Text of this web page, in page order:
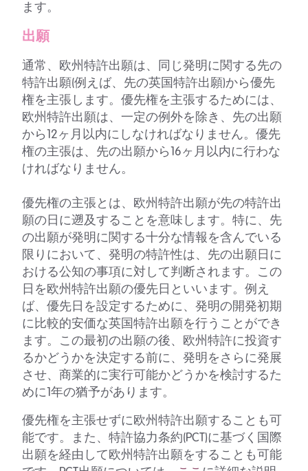
ます。
出願
通常、欧州特許出願は、同じ発明に関する先の
特許出願(例えば、先の英国特許出願)から優先
権を主張します。優先権を主張するためには、
欧州特許出願は、一定の例外を除き、先の出願
から12ヶ月以内にしなければなりません。優先
権の主張は、先の出願から16ヶ月以内に行わな
ければなりません。
優先権の主張とは、欧州特許出願が先の特許出
願の日に遡及することを意味します。特に、先
の出願が発明に関する十分な情報を含んでいる
限りにおいて、発明の特許性は、先の出願日に
おける公知の事項に対して判断されます。この
日を欧州特許出願の優先日といいます。例え
ば、優先日を設定するために、発明の開発初期
に比較的安価な英国特許出願を行うことができ
ます。この最初の出願の後、欧州特許に投資す
るかどうかを決定する前に、発明をさらに発展
させ、商業的に実行可能かどうかを検討するた
めに1年の猶予があります。
優先権を主張せずに欧州特許出願することも可
能です。また、特許協力条約(PCT)に基づく国際
出願を経由して欧州特許出願をすることも可能